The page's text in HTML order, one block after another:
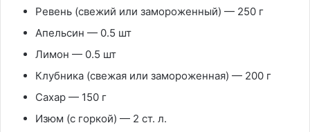
Ревень (свежий или замороженный) — 250 г
Апельсин — 0.5 шт
Лимон — 0.5 шт
Клубника (свежая или замороженная) — 200 г
Сахар — 150 г
Изюм (с горкой) — 2 ст. л.